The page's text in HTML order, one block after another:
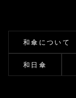
和傘について
和日傘